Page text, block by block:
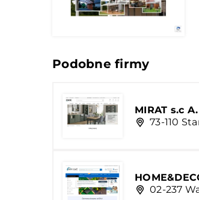
Podobne firmy
MIRAT s.c
73-110
02-237